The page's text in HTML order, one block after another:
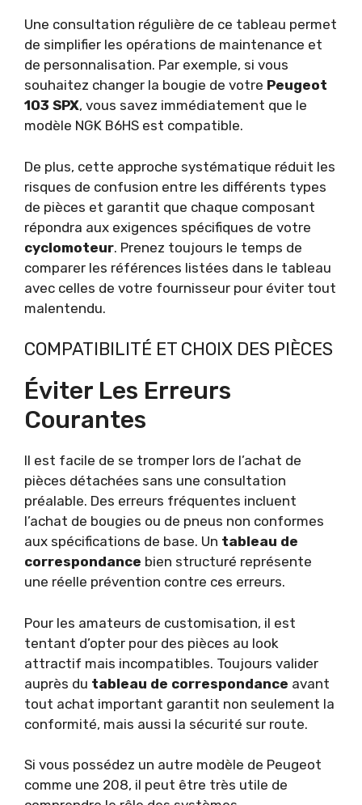
Une consultation régulière de ce tableau permet
de simplifier les opérations de maintenance et
de personnalisation. Par exemple, si vous
souhaitez changer la bougie de votre Peugeot
103 SPX, vous savez immédiatement que le
modèle NGK B6HS est compatible.
De plus, cette approche systématique réduit les
risques de confusion entre les différents types
de pièces et garantit que chaque composant
répondra aux exigences spécifiques de votre
cyclomoteur. Prenez toujours le temps de
comparer les références listées dans le tableau
avec celles de votre fournisseur pour éviter tout
malentendu.
COMPATIBILITÉ ET CHOIX DES PIÈCES
Éviter Les Erreurs
Courantes
Il est facile de se tromper lors de l’achat de
pièces détachées sans une consultation
préalable. Des erreurs fréquentes incluent
l’achat de bougies ou de pneus non conformes
aux spécifications de base. Un tableau de
correspondance bien structuré représente
une réelle prévention contre ces erreurs.
Pour les amateurs de customisation, il est
tentant d’opter pour des pièces au look
attractif mais incompatibles. Toujours valider
auprès du tableau de correspondance avant
tout achat important garantit non seulement la
conformité, mais aussi la sécurité sur route.
Si vous possédez un autre modèle de Peugeot
comme une 208, il peut être très utile de